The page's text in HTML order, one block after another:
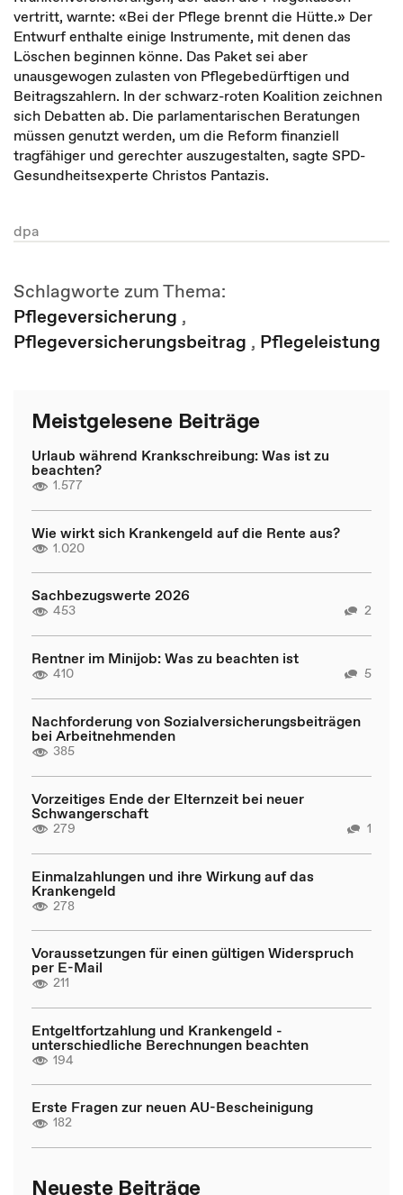
vertritt, warnte: «Bei der Pflege brennt die Hütte.» Der
Entwurf enthalte einige Instrumente, mit denen das
Löschen beginnen könne. Das Paket sei aber
unausgewogen zulasten von Pflegebedürftigen und
Beitragszahlern. In der schwarz-roten Koalition zeichnen
sich Debatten ab. Die parlamentarischen Beratungen
müssen genutzt werden, um die Reform finanziell
tragfähiger und gerechter auszugestalten, sagte SPD-
Gesundheitsexperte Christos Pantazis.
dpa
Schlagworte zum Thema:
Pflegeversicherung ,
Pflegeversicherungsbeitrag , Pflegeleistung
Meistgelesene Beiträge
Urlaub während Krankschreibung: Was ist zu
beachten?
1.577
Wie wirkt sich Krankengeld auf die Rente aus?
1.020
Sachbezugswerte 2026
453 2
Rentner im Minijob: Was zu beachten ist
410 5
Nachforderung von Sozialversicherungsbeiträgen
bei Arbeitnehmenden
385
Vorzeitiges Ende der Elternzeit bei neuer
Schwangerschaft
279 1
Einmalzahlungen und ihre Wirkung auf das
Krankengeld
278
Voraussetzungen für einen gültigen Widerspruch
per E-Mail
211
Entgeltfortzahlung und Krankengeld -
unterschiedliche Berechnungen beachten
194
Erste Fragen zur neuen AU-Bescheinigung
182
Neueste Beiträge